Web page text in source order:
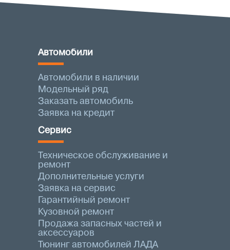
Автомобили
Автомобили в наличии
Модельный ряд
Заказать автомобиль
Заявка на кредит
Сервис
Техническое обслуживание и
ремонт
Дополнительные услуги
Заявка на сервис
Гарантийный ремонт
Кузовной ремонт
Продажа запасных частей и
аксессуаров
Тюнинг автомобилей ЛАДА